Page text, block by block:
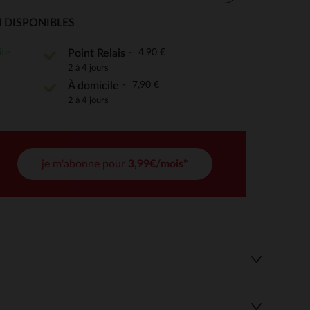
de confidentialité, en garantissant la conformité avec
Point Relais 4,90 €
2 à 4 jours
À domicile 7,90 €
2 à 4 jours
je m'abonne pour 3,99€/mois*